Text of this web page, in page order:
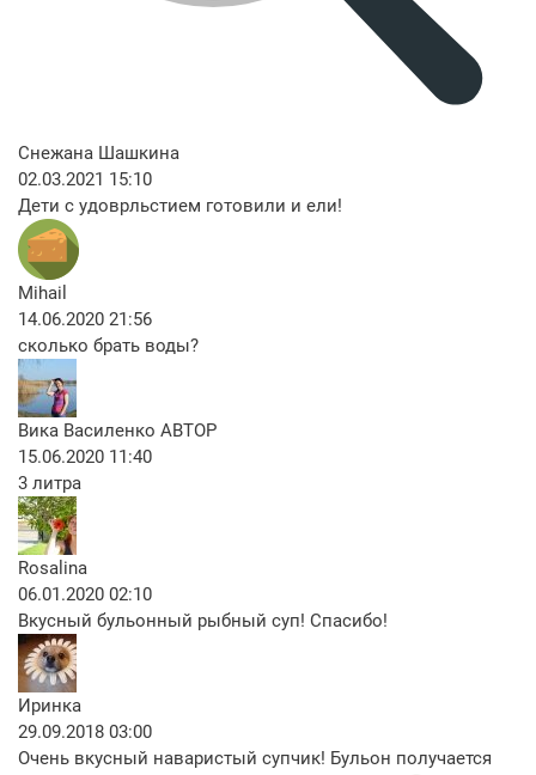
Снежана Шашкина
02.03.2021 15:10
Дети с удоврльстием готовили и ели!
Mihail
14.06.2020 21:56
сколько брать воды?
Вика Василенко АВТОР
15.06.2020 11:40
3 литра
Rosalina
06.01.2020 02:10
Вкусный бульонный рыбный суп! Спасибо!
Иринка
29.09.2018 03:00
Очень вкусный наваристый супчик! Бульон получается